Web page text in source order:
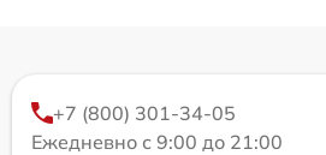
+7 (800) 301-34-05
Ежедневно с 9:00 до 21:00